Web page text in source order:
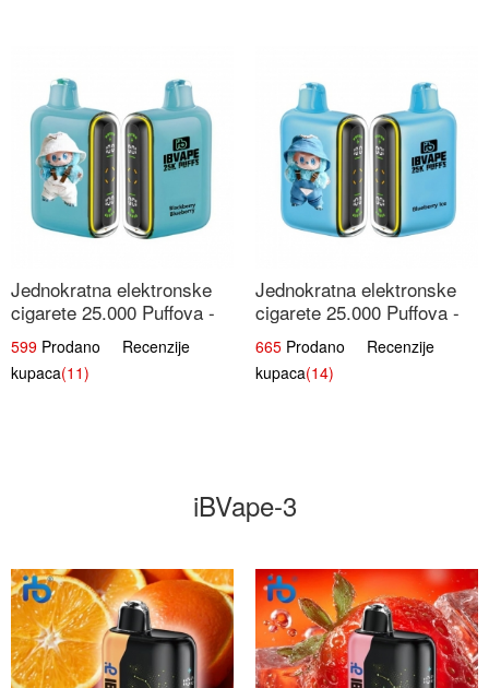
Jednokratna elektronske
cigarete 25.000 Puffova -
Kupina & Borovnica |
Šumska Voćna Mješavina
599 Prodano Recenzije
kupaca(11)
Jednokratna elektronske
cigarete 25.000 Puffova -
Jagodni Sladoled |
Kremasta Slatka Okus
665 Prodano Recenzije
kupaca(14)
iBVape-3